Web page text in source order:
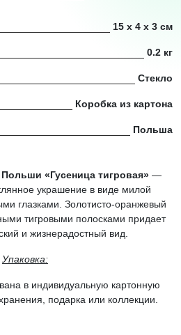
15 х 4 х 3 см
0.2 кг
Стекло
Коробка из картона
Польша
«Гусеница тигровая»—
украшение в виде милой
глазками. Золотисто-оранжевый
тигровыми полосками придает
и жизнерадостный вид.
Упаковка:
в индивидуальную картонную
подарка или коллекции.